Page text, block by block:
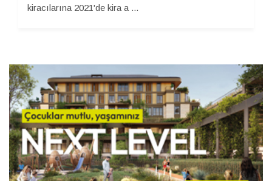
kiracılarına 2021'de kira a ...